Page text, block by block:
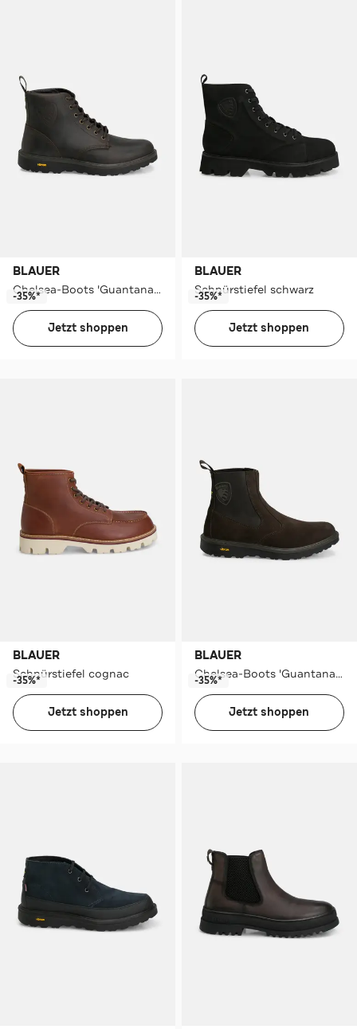
BLAUER
Chelsea-Boots 'Guantanamos' schwarz
-35%*
Jetzt shoppen
BLAUER
Schnürstiefel schwarz
-35%*
Jetzt shoppen
BLAUER
Schnürstiefel cognac
-35%*
Jetzt shoppen
BLAUER
Chelsea-Boots 'Guantanamo' dunkelbraun
-35%*
Jetzt shoppen